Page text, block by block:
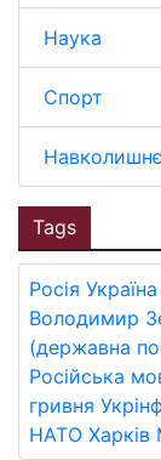
Наука
Спорт
Tags
Росія Україна
Володимир
(державна
Російська
гривня
НАТО Харків